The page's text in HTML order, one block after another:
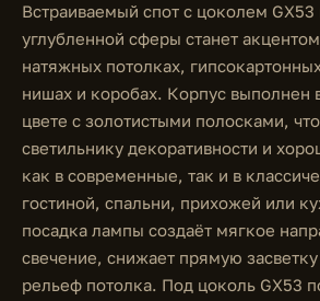
Встраиваемый спот с цоколем
углубленной сферы станет
натяжных потолках,
нишах и коробах. Корпус выполнен
цвете с золотистыми полосками,
светильнику декоративности и
как в современные, так и в
гостиной, спальни, прихожей или
посадка лампы создаёт мягкое
свечение, снижает прямую
рельеф потолка. Под цоколь GX53